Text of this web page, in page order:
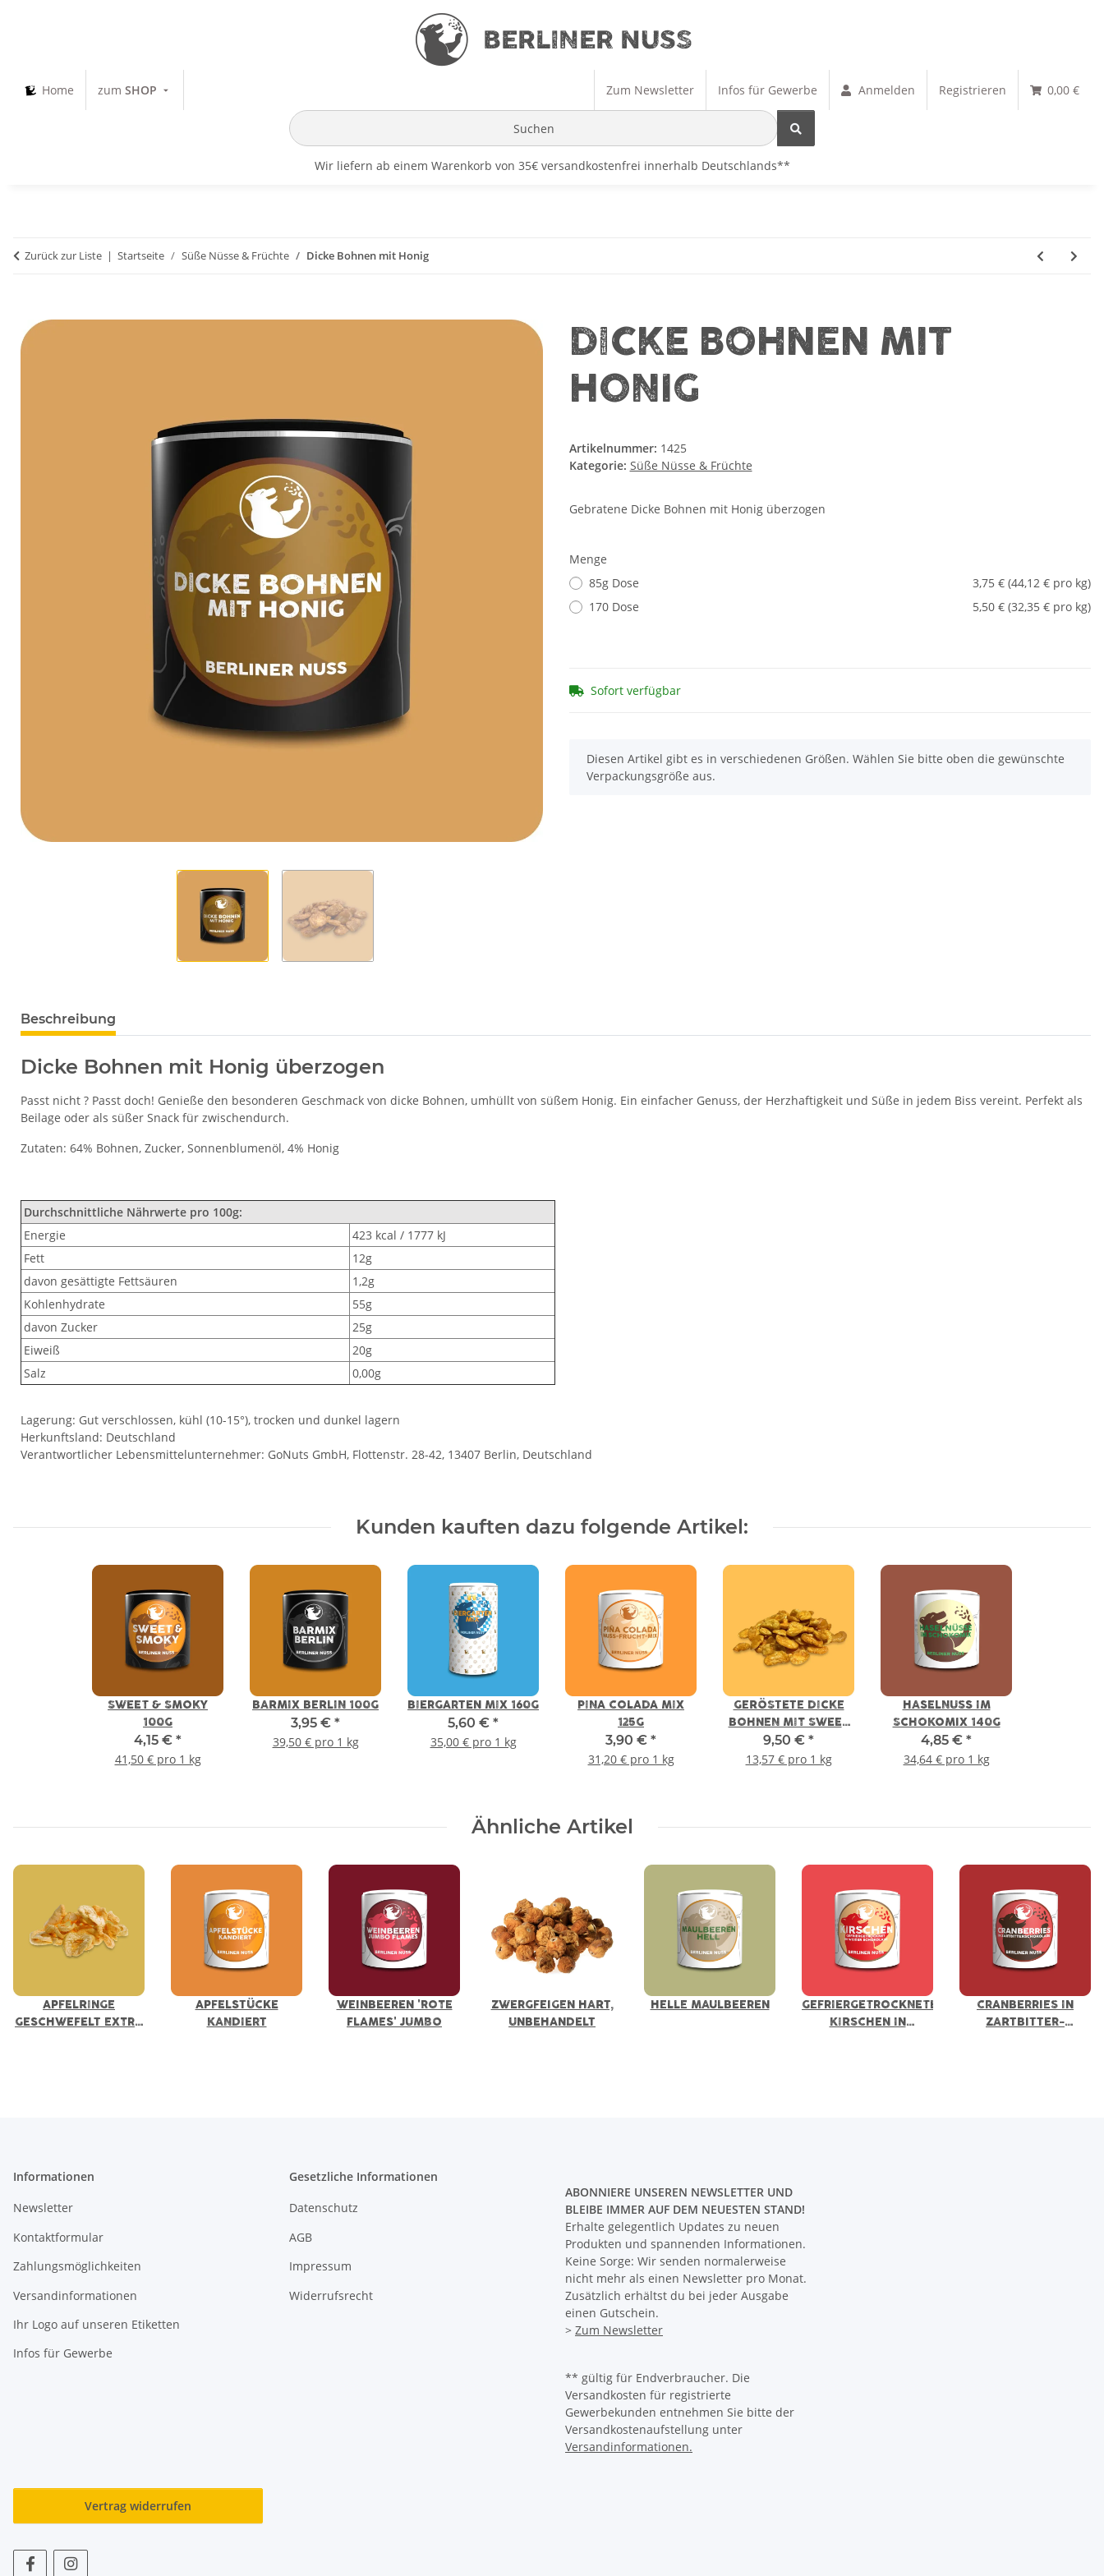
Home zum SHOP Zum Newsletter Infos für Gewerbe Anmelden Registrieren 0,00 €
Wir liefern ab einem Warenkorb von 35€ versandkostenfrei innerhalb Deutschlands**
Zurück zur Liste Startseite Süße Nüsse & Früchte Dicke Bohnen mit Honig
DICKE BOHNEN MIT
HONIG
Artikelnummer: 1425
Kategorie: Süße Nüsse & Früchte
Gebratene Dicke Bohnen mit Honig überzogen
Menge
85g Dose
3,75 € (44,12 € pro kg)
170 Dose
5,50 € (32,35 € pro kg)
Sofort verfügbar
x
Diesen Artikel gibt es in verschiedenen Größen. Wählen Sie bitte oben die gewünschte
Verpackungsgröße aus.
Beschreibung
Dicke Bohnen mit Honig überzogen
Passt nicht ? Passt doch! Genieße den besonderen Geschmack von dicke Bohnen, umhüllt von süßem Honig. Ein einfacher Genuss, der Herzhaftigkeit und Süße in jedem Biss vereint. Perfekt als
Beilage oder als süßer Snack für zwischendurch.
Zutaten: 64% Bohnen, Zucker, Sonnenblumenöl, 4% Honig
Durchschnittliche Nährwerte pro 100g:
Energie
423 kcal / 1777 kJ
Fett
12g
davon gesättigte Fettsäuren
1,2g
Kohlenhydrate
55g
davon Zucker
25g
Eiweiß
20g
Salz
0,00g
Lagerung: Gut verschlossen, kühl (10-15°), trocken und dunkel lagern
Herkunftsland: Deutschland
Verantwortlicher Lebensmittelunternehmer: GoNuts GmbH, Flottenstr. 28-42, 13407 Berlin, Deutschland
Kunden kauften dazu folgende Artikel:
SWEET & SMOKY
100G
4,15 € *
41,50 € pro 1 kg
BARMIX BERLIN 100G
3,95 € *
39,50 € pro 1 kg
BIERGARTEN MIX 160G
5,60 € *
35,00 € pro 1 kg
PINA COLADA MIX
125G
3,90 € *
31,20 € pro 1 kg
GERÖSTETE DICKE
BOHNEN MIT SWEET
CHILI AROMA 700G
9,50 € *
13,57 € pro 1 kg
HASELNUSS IM
SCHOKOMIX 140G
4,85 € *
34,64 € pro 1 kg
Ähnliche Artikel
APFELRINGE
GESCHWEFELT EXTRA
APFELSTÜCKE
KANDIERT
WEINBEEREN 'ROTE
FLAMES' JUMBO
ZWERGFEIGEN HART,
UNBEHANDELT
HELLE MAULBEEREN
GEFRIERGETROCKNETE
KIRSCHEN IN
CRANBERRIES IN
ZARTBITTER-
Informationen
Newsletter
Kontaktformular
Zahlungsmöglichkeiten
Versandinformationen
Ihr Logo auf unseren Etiketten
Infos für Gewerbe
Gesetzliche Informationen
Datenschutz
AGB
Impressum
Widerrufsrecht
ABONNIERE UNSEREN NEWSLETTER UND
BLEIBE IMMER AUF DEM NEUESTEN STAND!
Erhalte gelegentlich Updates zu neuen
Produkten und spannenden Informationen.
Keine Sorge: Wir senden normalerweise
nicht mehr als einen Newsletter pro Monat.
Zusätzlich erhältst du bei jeder Ausgabe
einen Gutschein.
> Zum Newsletter
** gültig für Endverbraucher. Die
Versandkosten für registrierte
Gewerbekunden entnehmen Sie bitte der
Versandkostenaufstellung unter
Versandinformationen.
Vertrag widerrufen